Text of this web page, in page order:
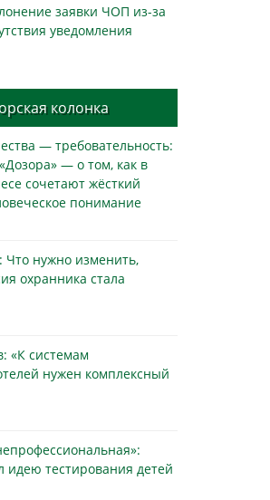
заявки ЧОП из-за
уведомления
колонка
— требовательность:
— о том, как в
сочетают жёсткий
понимание
нужно изменить,
охранника стала
«К системам
нужен комплексный
идею тестирования детей